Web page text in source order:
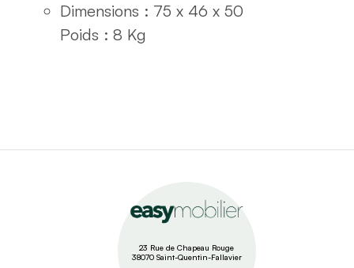
Dimensions : 75 x 46 x 50
Poids : 8 Kg
23 Rue de Chapeau Rouge
38070 Saint-Quentin-Fallavier